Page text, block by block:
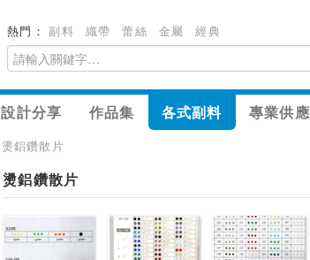
熱門：副料 織帶 蕾絲 金屬 經典
設計分享 作品集 各式副料 專業供應
燙鋁鑽散片
燙鋁鑽散片